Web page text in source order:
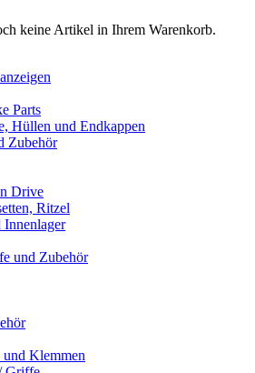
keine Artikel in Ihrem Warenkorb.
Parts
Hüllen und Endkappen
Zubehör
Drive
Ritzel
und Zubehör
und Klemmen